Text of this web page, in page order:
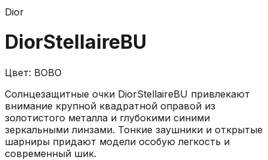
Dior
DiorStellaireBU
Цвет: BOBO
Солнцезащитные очки DiorStellaireBU привлекают
внимание крупной квадратной оправой из
золотистого металла и глубокими синими
зеркальными линзами. Тонкие заушники и открытые
шарниры придают модели особую легкость и
современный шик.